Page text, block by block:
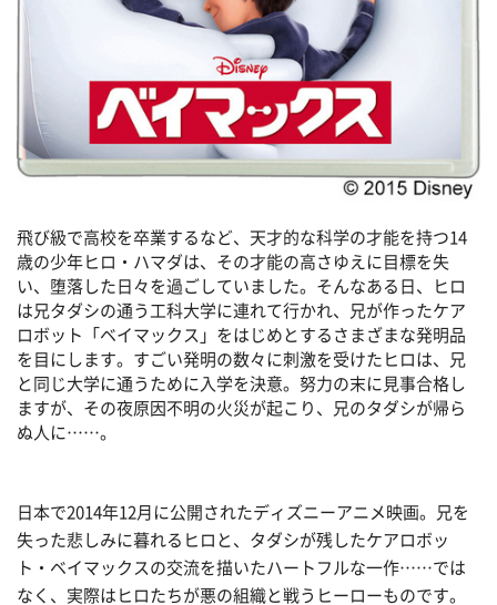
飛び級で高校を卒業するなど、天才的な科学の才能を持つ14
歳の少年ヒロ・ハマダは、その才能の高さゆえに目標を失
い、堕落した日々を過ごしていました。そんなある日、ヒロ
は兄タダシの通う工科大学に連れて行かれ、兄が作ったケア
ロボット「ベイマックス」をはじめとするさまざまな発明品
を目にします。すごい発明の数々に刺激を受けたヒロは、兄
と同じ大学に通うために入学を決意。努力の末に見事合格し
ますが、その夜原因不明の火災が起こり、兄のタダシが帰ら
ぬ人に……。
日本で2014年12月に公開されたディズニーアニメ映画。兄を
失った悲しみに暮れるヒロと、タダシが残したケアロボッ
ト・ベイマックスの交流を描いたハートフルな一作……では
なく、実際はヒロたちが悪の組織と戦うヒーローものです。